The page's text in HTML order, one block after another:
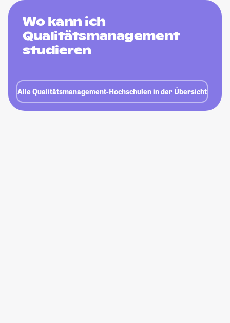
Wo kann ich
Qualitätsmanagement
studieren
Alle Qualitätsmanagement-Hochschulen in der Übersicht